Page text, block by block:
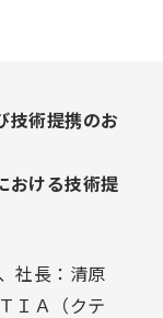
技術提携のお
おける技術提
社長：清原
ＩＡ（クテ